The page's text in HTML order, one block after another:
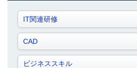
IT関連研修
CAD
ビジネススキル